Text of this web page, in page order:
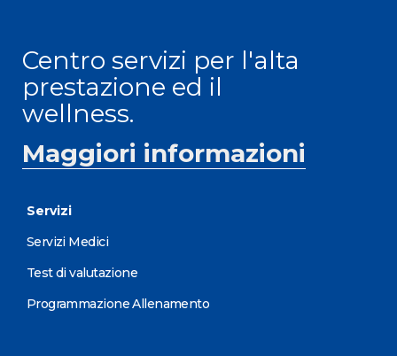
Centro servizi per l'alta
prestazione ed il
wellness.
Maggiori informazioni
Servizi
Servizi Medici
Test di valutazione
Programmazione Allenamento